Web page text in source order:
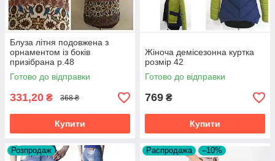
Блуза літня подовжена з
орнаментом із боків
призібрана р.48
Готово до відправки
331,20 ₴ 368 ₴
Купити
Жіноча демісезонна куртка
розмір 42
Готово до відправки
769 ₴
Купити
Розпродаж Распродажа –10%